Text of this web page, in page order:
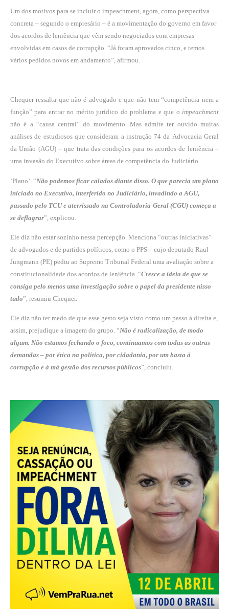
Um dos motivos para se incluir o impeachment, agora, como perspectiva
concreta – segundo o empresário – é a movimentação do governo em favor
dos acordos de leniência que vêm sendo negociados com empresas
envolvidas em casos de corrupção. “Já foram aprovados cinco, e temos
vários pedidos novos em andamento”, afirmou.
Chequer ressalta que não é advogado e que não tem “competência nem a
função” para entrar no mérito jurídico do problema e que o impeachment
não é a “causa central” do movimento. Mas admite ter ouvido muitas
análises de estudiosos que consideram a instrução 74 da Advocacia Geral
da União (AGU) – que trata das condições para os acordos de leniência –
uma invasão do Executivo sobre áreas de competência do Judiciário.
‘Plano’. “Não podemos ficar calados diante disso. O que parecia um plano
iniciado no Executivo, interferido no Judiciário, invadindo a AGU,
passado pelo TCU e aterrissado na Controladoria-Geral (CGU) começa a
se deflagrar”, explicou.
Ele diz não estar sozinho nessa percepção. Menciona “outras iniciativas”
de advogados e de partidos políticos, como o PPS – cujo deputado Raul
Jungmann (PE) pediu ao Supremo Tribunal Federal uma avaliação sobre a
constitucionalidade dos acordos de leniência. “Cresce a ideia de que se
consiga pelo menos uma investigação sobre o papel da presidente nisso
tudo”, resumiu Chequer.
Ele diz não ter medo de que esse gesto seja visto como um passo à direita e,
assim, prejudique a imagem do grupo. “Não é radicalização, de modo
algum. Não estamos fechando o foco, continuamos com todas as outras
demandas – por ética na política, por cidadania, por um basta à
corrupção e à má gestão dos recursos públicos”, concluiu.